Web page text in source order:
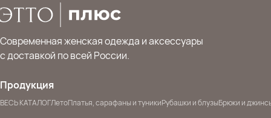
Современная женская одежда и аксессуары
с доставкой по всей России.
Продукция
ВЕСЬ КАТАЛОГЛетоПлатья, сарафаны и туникиРубашки и блузыБрюки и